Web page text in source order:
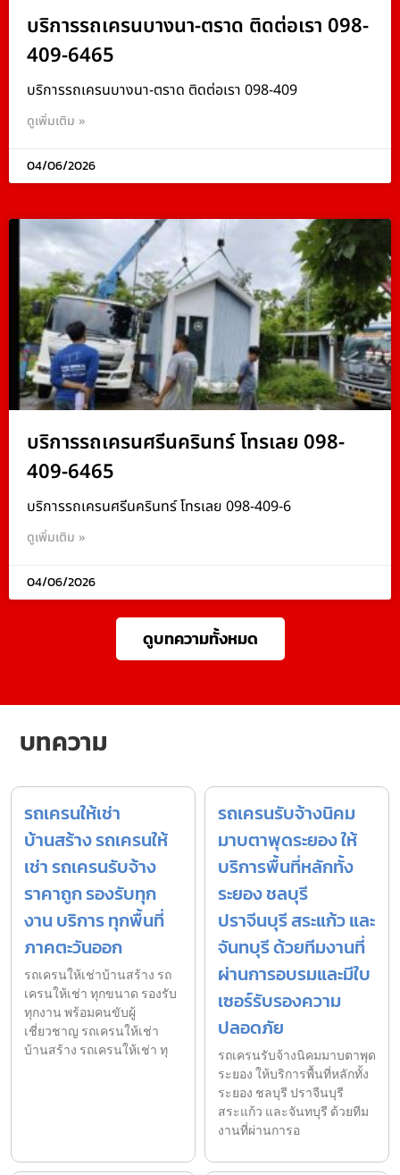
บริการรถเครนบางนา-ตราด ติดต่อเรา 098-
409-6465
บริการรถเครนบางนา-ตราด ติดต่อเรา 098-409
ดูเพิ่มเติม »
04/06/2026
บริการรถเครนศรีนครินทร์ โทรเลย 098-
409-6465
บริการรถเครนศรีนครินทร์ โทรเลย 098-409-6
ดูเพิ่มเติม »
04/06/2026
ดูบทความทั้งหมด
บทความ
รถเครนให้เช่า
บ้านสร้าง รถเครนให้
เช่า รถเครนรับจ้าง
ราคาถูก รองรับทุก
งาน บริการ ทุกพื้นที่
ภาคตะวันออก
รถเครนให้เช่าบ้านสร้าง รถ
เครนให้เช่า ทุกขนาด รองรับ
ทุกงาน พร้อมคนขับผู้
เชี่ยวชาญ รถเครนให้เช่า
บ้านสร้าง รถเครนให้เช่า ทุ
รถเครนรับจ้างนิคม
มาบตาพุดระยอง ให้
บริการพื้นที่หลักทั้ง
ระยอง ชลบุรี
ปราจีนบุรี สระแก้ว และ
จันทบุรี ด้วยทีมงานที่
ผ่านการอบรมและมีใบ
เซอร์รับรองความ
ปลอดภัย
รถเครนรับจ้างนิคมมาบตาพุด
ระยอง ให้บริการพื้นที่หลักทั้ง
ระยอง ชลบุรี ปราจีนบุรี
สระแก้ว และจันทบุรี ด้วยทีม
งานที่ผ่านการอ